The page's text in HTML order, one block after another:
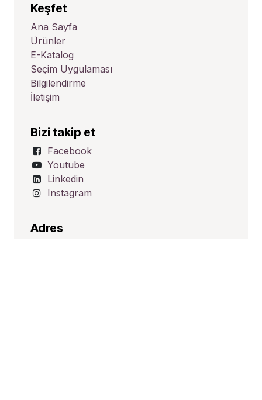
Keşfet
Ana Sayfa
Ürünler
E-Katalog
Seçim Uygulaması
Bilgilendirme
İletişim
Bizi takip et
Facebook
Youtube
Linkedin
Instagram
Adres